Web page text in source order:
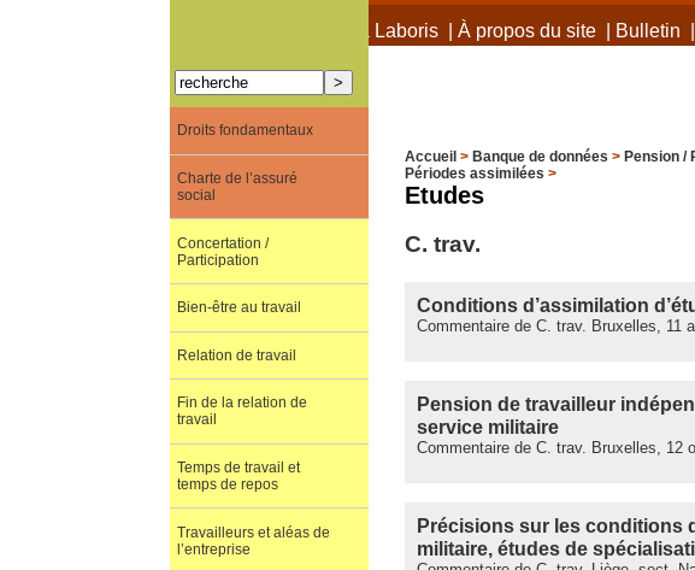
À propos de Terra Laboris| À propos du site| Bulletin
Accueil > Banque de données > Pension /
Périodes assimilées >
Etudes
C. trav.
Conditions d’assimilation
Commentaire de C. trav. Bruxelles, 11
Pension de travailleur
service militaire
Commentaire de C. trav. Bruxelles, 12
Précisions sur les conditions
militaire, études de
Droits fondamentaux
Charte de l’assuré
social
Concertation /
Participation
Bien-être au travail
Relation de travail
Fin de la relation de
travail
Temps de travail et
temps de repos
Travailleurs et aléas de
l’entreprise